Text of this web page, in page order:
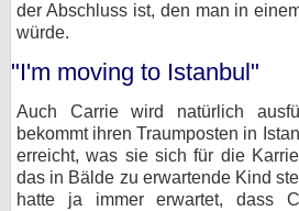
der Abschluss ist, den man in
würde.
"I'm moving to Istanbul"
Auch Carrie wird natürlich
bekommt ihren Traumposten in
erreicht, was sie sich für die
das in Bälde zu erwartende Kind
hatte ja immer erwartet, dass